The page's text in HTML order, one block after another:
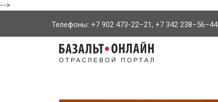
-->
Телефоны: +7 902 473-22–21, +7 342 238–56–44